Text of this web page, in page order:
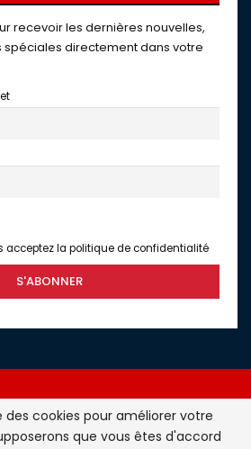
recevoir les dernières nouvelles,
spéciales directement dans votre
acceptez la politique de confidentialité
de l'actualité de la France et du
des cookies pour améliorer votre
que vous êtes d'accord